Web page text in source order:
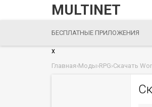
MULTINET
БЕСПЛАТНЫЕ ПРИЛОЖЕНИЯ
x
Главная›Моды›RPG›Скачать